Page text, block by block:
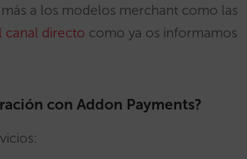
a los modelos merchant como las
canal directo como ya os informamos
con Addon Payments?